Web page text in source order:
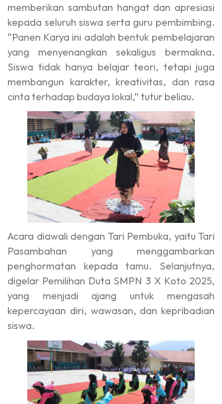
memberikan sambutan hangat dan apresiasi
kepada seluruh siswa serta guru pembimbing.
“Panen Karya ini adalah bentuk pembelajaran
yang menyenangkan sekaligus bermakna.
Siswa tidak hanya belajar teori, tetapi juga
membangun karakter, kreativitas, dan rasa
cinta terhadap budaya lokal,” tutur beliau.
Acara diawali dengan Tari Pembuka, yaitu Tari
Pasambahan yang menggambarkan
penghormatan kepada tamu. Selanjutnya,
digelar Pemilihan Duta SMPN 3 X Koto 2025,
yang menjadi ajang untuk mengasah
kepercayaan diri, wawasan, dan kepribadian
siswa.